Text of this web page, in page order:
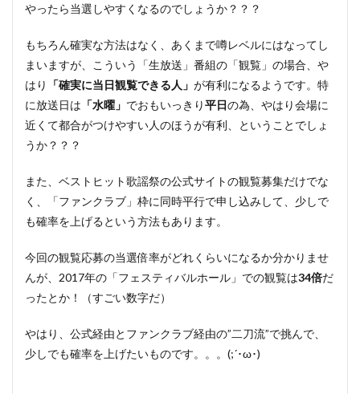
やったら当選しやすくなるのでしょうか？？？
もちろん確実な方法はなく、あくまで噂レベルにはなってし
まいますが、こういう「生放送」番組の「観覧」の場合、や
はり
「確実に当日観覧できる人」 が有利になるようです。特
に放送日は 「水曜」 でおもいっきり平日の為、やはり会場に
近くて都合がつけやすい人のほうが有利、ということでしょ
うか？？？
また、ベストヒット歌謡祭の公式サイトの観覧募集だけでな
く、「ファンクラブ」枠に同時平行で申し込みして、少しで
も確率を上げるという方法もあります。
今回の観覧応募の当選倍率がどれくらいになるか分かりませ
んが、2017年の「フェスティバルホール」での観覧は34倍だ
ったとか！（すごい数字だ）
やはり、公式経由とファンクラブ経由の”二刀流”で挑んで、
少しでも確率を上げたいものです。。。(;´･ω･)